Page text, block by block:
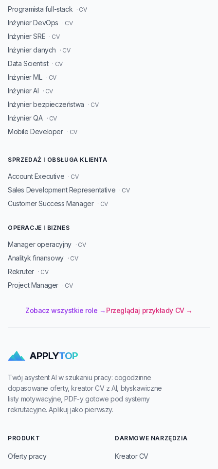
Programista full-stack · CV
Inżynier DevOps · CV
Inżynier SRE · CV
Inżynier danych · CV
Data Scientist · CV
Inżynier ML · CV
Inżynier AI · CV
Inżynier bezpieczeństwa · CV
Inżynier QA · CV
Mobile Developer · CV
SPRZEDAŻ I OBSŁUGA KLIENTA
Account Executive · CV
Sales Development Representative · CV
Customer Success Manager · CV
OPERACJE I BIZNES
Manager operacyjny · CV
Analityk finansowy · CV
Rekruter · CV
Project Manager · CV
Zobacz wszystkie role → Przeglądaj przykłady CV →
APPLYTOP
Twój asystent AI w szukaniu pracy: cogodzinne
dopasowane oferty, kreator CV z AI, błyskawiczne
listy motywacyjne, PDF-y gotowe pod systemy
rekrutacyjne. Aplikuj jako pierwszy.
PRODUKT
Oferty pracy
DARMOWE NARZĘDZIA
Kreator CV